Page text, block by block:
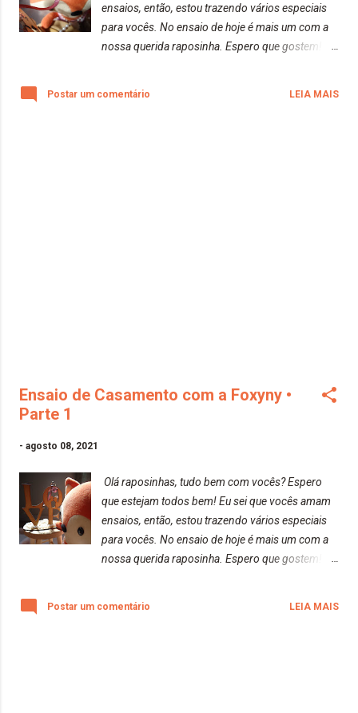
ensaios, então, estou trazendo vários especiais
para vocês. No ensaio de hoje é mais um com a
nossa querida raposinha. Espero que gostem!
Postar um comentário LEIA MAIS
Ensaio de Casamento com a Foxyny •
Parte 1
- agosto 08, 2021
Olá raposinhas, tudo bem com vocês? Espero
que estejam todos bem! Eu sei que vocês amam
ensaios, então, estou trazendo vários especiais
para vocês. No ensaio de hoje é mais um com a
nossa querida raposinha. Espero que gostem!
Postar um comentário LEIA MAIS